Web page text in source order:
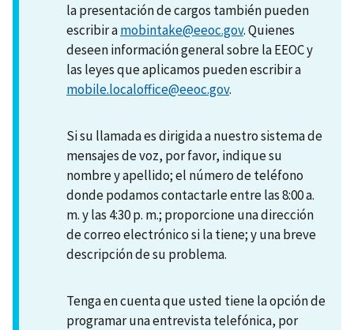
la presentación de cargos también pueden
escribir amobintake@eeoc.gov. Quienes
deseen información general sobre la EEOC y
las leyes que aplicamos pueden escribir a
mobile.localoffice@eeoc.gov.
Si su llamada es dirigida a nuestro sistema de
mensajes de voz, por favor, indique su
nombre y apellido; el número de teléfono
donde podamos contactarle entre las 8:00 a.
m. y las 4:30 p. m.; proporcione una dirección
de correo electrónico si la tiene; y una breve
descripción de su problema.
Tenga en cuenta que usted tiene la opción de
programar una entrevista telefónica, por